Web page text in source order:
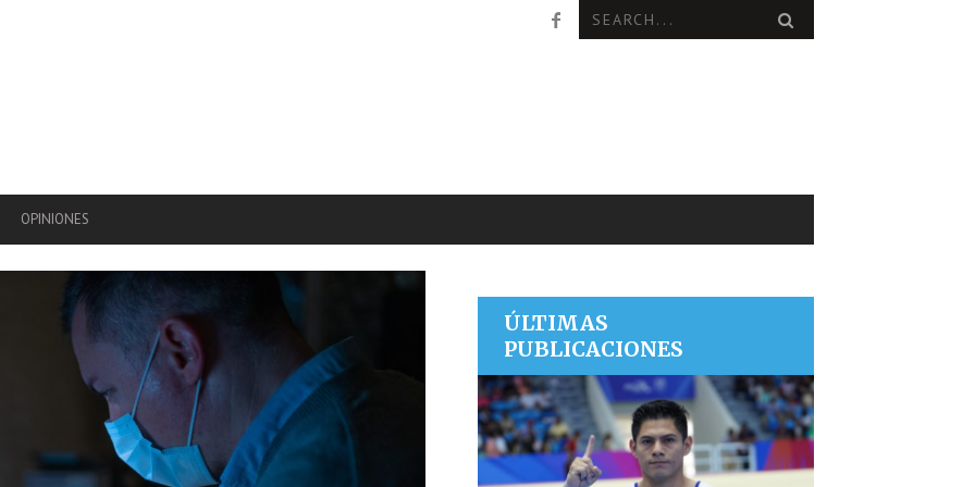
OPINIONES
ÚLTIMAS
PUBLICACIONES